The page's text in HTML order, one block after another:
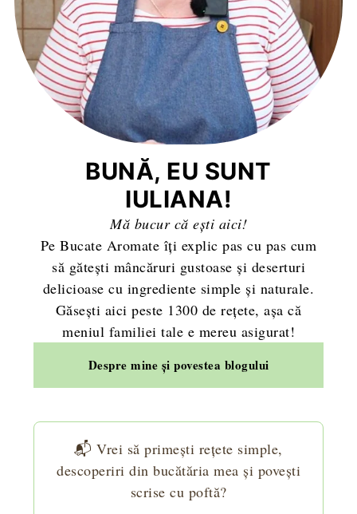
BUNĂ, EU SUNT
IULIANA!
Mă bucur că ești aici!
Pe Bucate Aromate îți explic pas cu pas cum
să gătești mâncăruri gustoase și deserturi
delicioase cu ingrediente simple și naturale.
Găsești aici peste 1300 de rețete, așa că
meniul familiei tale e mereu asigurat!
Despre mine și povestea blogului
📬 Vrei să primești rețete simple,
descoperiri din bucătăria mea și povești
scrise cu poftă?